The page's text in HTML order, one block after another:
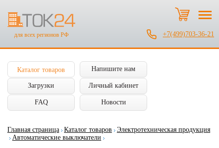
для всех регионов РФ +7(499)703-36-21
Каталог товаров Напишите нам
Загрузки Личный кабинет
FAQ Новости
Главная страница Каталог товаров
Электротехническая продукция
Автоматические выключатели